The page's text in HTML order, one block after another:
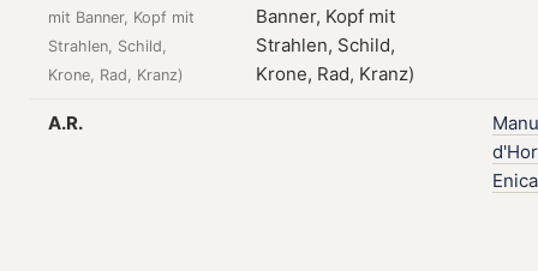
mit Banner, Kopf mit
Strahlen, Schild,
Krone, Rad, Kranz)
A.R.